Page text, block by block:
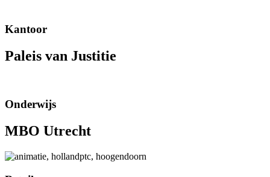
Kantoor
Paleis van Justitie
Onderwijs
MBO Utrecht